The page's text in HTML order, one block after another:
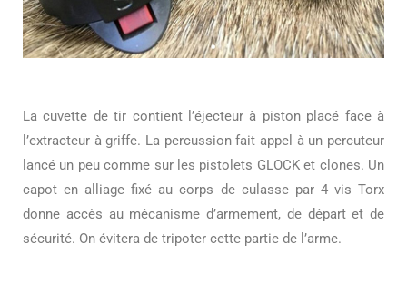
La cuvette de tir contient l’éjecteur à piston placé face à
l’extracteur à griffe. La percussion fait appel à un percuteur
lancé un peu comme sur les pistolets GLOCK et clones. Un
capot en alliage fixé au corps de culasse par 4 vis Torx
donne accès au mécanisme d’armement, de départ et de
sécurité. On évitera de tripoter cette partie de l’arme.